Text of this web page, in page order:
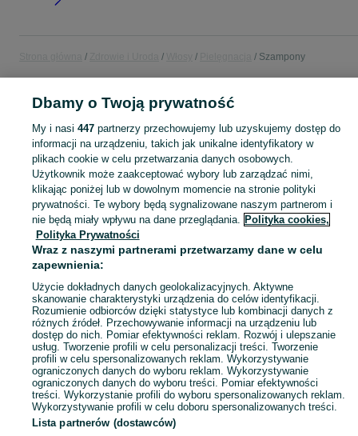
Szampony
POLSKA
KATEGORIA
Zobacz
Mapa kategorii
Mapa miejscowości
Mapa ministron
Popularne wyszukiwania
Dbamy o Twoją prywatność
My i nasi 447partnerzy przechowujemy lub uzyskujemy dostęp do
informacji na urządzeniu, takich jak unikalne identyfikatory w
plikach cookie w celu przetwarzania danych osobowych.
Użytkownik może zaakceptować wybory lub zarządzać nimi,
klikając poniżej lub w dowolnym momencie na stronie polityki
prywatności. Te wybory będą sygnalizowane naszym partnerom i
nie będą miały wpływu na dane przeglądania. Polityka cookies,
Polityka Prywatności
Wraz z naszymi partnerami przetwarzamy dane w celu
zapewnienia:
Użycie dokładnych danych geolokalizacyjnych. Aktywne
skanowanie charakterystyki urządzenia do celów identyfikacji.
Rozumienie odbiorców dzięki statystyce lub kombinacji danych z
różnych źródeł. Przechowywanie informacji na urządzeniu lub
dostęp do nich. Pomiar efektywności reklam. Rozwój i ulepszanie
usług. Tworzenie profili w celu personalizacji treści. Tworzenie
profili w celu spersonalizowanych reklam. Wykorzystywanie
ograniczonych danych do wyboru reklam. Wykorzystywanie
ograniczonych danych do wyboru treści. Pomiar efektywności
treści. Wykorzystanie profili do wyboru spersonalizowanych reklam.
Wykorzystywanie profili w celu doboru spersonalizowanych treści.
Lista partnerów (dostawców)